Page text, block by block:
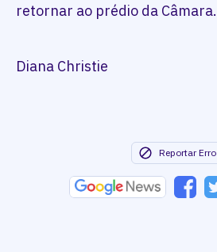
retornar ao prédio da Câmara.
Diana Christie
Reportar Erro